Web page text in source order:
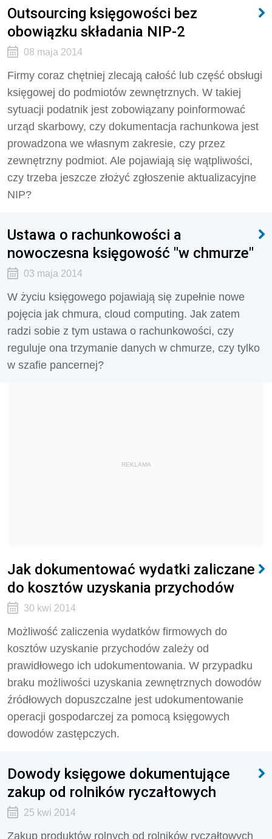
Outsourcing księgowości bez
obowiązku składania NIP-2
08 maja 2014
Firmy coraz chętniej zlecają całość lub część obsługi
księgowej do podmiotów zewnętrznych. W takiej
sytuacji podatnik jest zobowiązany poinformować
urząd skarbowy, czy dokumentacja rachunkowa jest
prowadzona we własnym zakresie, czy przez
zewnętrzny podmiot. Ale pojawiają się wątpliwości,
czy trzeba jeszcze złożyć zgłoszenie aktualizacyjne
NIP?
Ustawa o rachunkowości a
nowoczesna księgowość "w chmurze"
03 maja 2014
W życiu księgowego pojawiają się zupełnie nowe
pojęcia jak chmura, cloud computing. Jak zatem
radzi sobie z tym ustawa o rachunkowości, czy
reguluje ona trzymanie danych w chmurze, czy tylko
w szafie pancernej?
REKLAMA
Jak dokumentować wydatki zaliczane
do kosztów uzyskania przychodów
30 kwi 2014
Możliwość zaliczenia wydatków firmowych do
kosztów uzyskanie przychodów zależy od
prawidłowego ich udokumentowania. W przypadku
braku możliwości uzyskania zewnętrznych dowodów
źródłowych dopuszczalne jest udokumentowanie
operacji gospodarczej za pomocą księgowych
dowodów zastępczych.
Dowody księgowe dokumentujące
zakup od rolników ryczałtowych
25 kwi 2014
Zakup produktów rolnych od rolników ryczałtowych